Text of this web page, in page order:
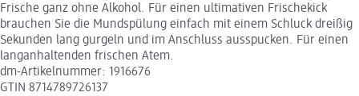
Frische ganz ohne Alkohol. Für einen ultimativen Frischekick
brauchen Sie die Mundspülung einfach mit einem Schluck dreißig
Sekunden lang gurgeln und im Anschluss ausspucken. Für einen
langanhaltenden frischen Atem.
dm-Artikelnummer: 1916676
GTIN 8714789726137